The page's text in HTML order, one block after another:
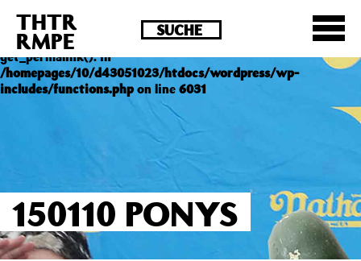
Deprecated : Die Funktion post_permalink ist seit
Version 4.4.0 veraltet! Verwende stattdessen
get_permalink(). in
/homepages/10/d43051023/htdocs/wordpress/wp-
includes/functions.phpon line 6031
THTR
RMPE
150110 PONYS